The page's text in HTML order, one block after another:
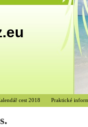
cest 2018 Praktické